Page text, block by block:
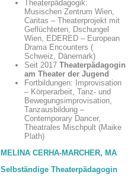
Theaterpädagogik:
Musischen Zentrum Wien,
Caritas – Theaterprojekt mit
Geflüchteten, Dschungel
Wien, EDERED – European
Drama Encounters (
Schweiz, Dänemark)
Seit 2017 Theaterpädagogin
am Theater der Jugend
Fortbildungen: Improvisation
– Körperarbeit, Tanz- und
Bewegungsimprovisation,
Tanzausbildung –
Contemporary Dancer,
Theatrales Mischpult (Maike
Plath)
MELINA CERHA-MARCHER, MA
Selbständige Theaterpädagogin